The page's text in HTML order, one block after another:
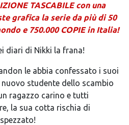
TASCABILE con una
grafica la serie da più di 50
e 750.000 COPIE in Italia!
diari di Nikki la frana!
le abbia confessato i suoi
studente dello scambio
ragazzo carino e tutti
la sua cotta rischia di